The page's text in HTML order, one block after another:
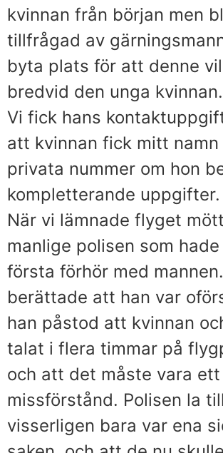
kvinnan från början men
tillfrågad av
byta plats för att denne
bredvid den unga kvinnan.
Vi fick hans
att kvinnan fick mitt namn
privata nummer om hon
kompletterande uppgifter.
När vi lämnade flyget
manlige polisen som
första förhör med
berättade att han var
han påstod att kvinnan
talat i flera timmar på
och att det måste vara ett
missförstånd. Polisen la
visserligen bara var ena